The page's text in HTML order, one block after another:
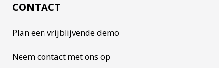
CONTACT
Plan een vrijblijvende demo
Neem contact met ons op